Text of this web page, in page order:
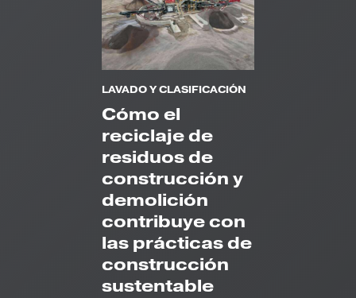
LAVADO Y CLASIFICACIÓN
Cómo el
reciclaje de
residuos de
construcción y
demolición
contribuye con
las prácticas de
construcción
sustentable